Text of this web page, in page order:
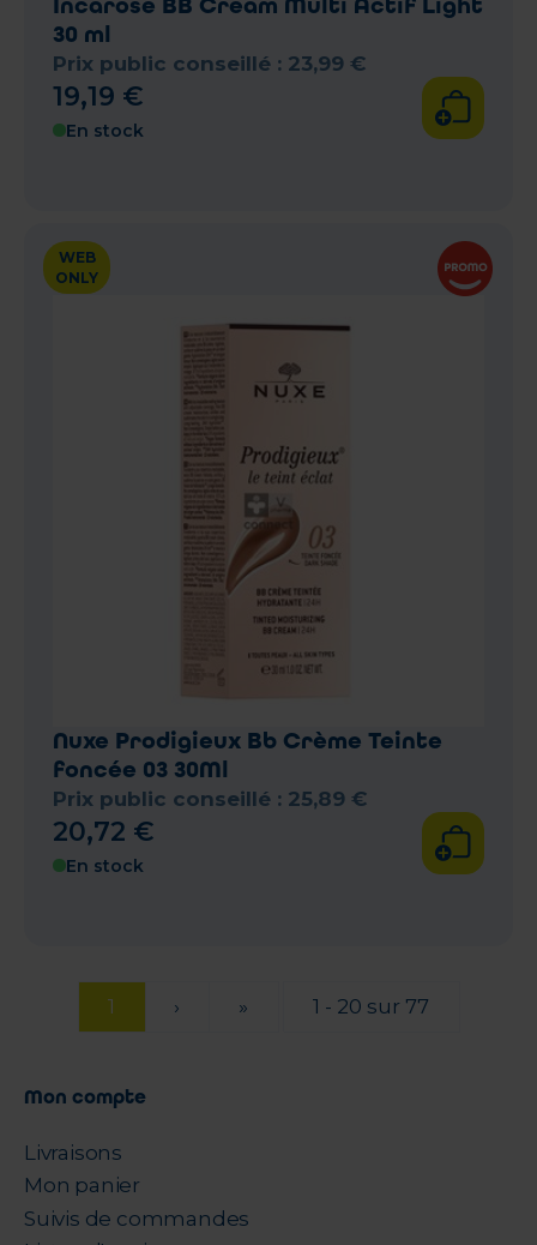
30 ml
Prix public conseillé : 23,99 €
19,19 €
En stock
WEB
ONLY
Nuxe Prodigieux Bb Crème Teinte
foncée 03 30Ml
Prix public conseillé : 25,89 €
20,72 €
En stock
1 › » 1 - 20 sur 77
Mon compte
Livraisons
Mon panier
Suivis de commandes